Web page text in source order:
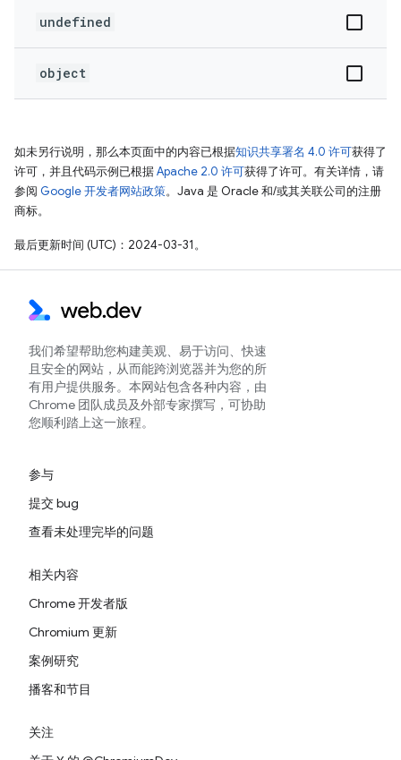
undefined
object
如未另行说明，那么本页面中的内容已根据知识共享署名 4.0 许可获得了
许可，并且代码示例已根据Apache 2.0 许可获得了许可。有关详情，请
参阅 Google 开发者网站政策。Java 是 Oracle 和/或其关联公司的注册
商标。
最后更新时间 (UTC)：2024-03-31。
我们希望帮助您构建美观、易于访问、快速
且安全的网站，从而能跨浏览器并为您的所
有用户提供服务。本网站包含各种内容，由
Chrome 团队成员及外部专家撰写，可协助
您顺利踏上这一旅程。
参与
提交 bug
查看未处理完毕的问题
相关内容
Chrome 开发者版
Chromium 更新
案例研究
播客和节目
关注